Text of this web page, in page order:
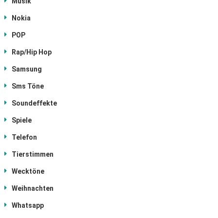
Nokia
POP
Rap/Hip Hop
Samsung
Sms Töne
Soundeffekte
Spiele
Telefon
Tierstimmen
Wecktöne
Weihnachten
Whatsapp